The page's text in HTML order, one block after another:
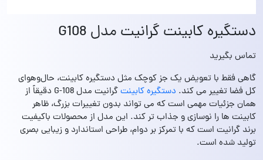
دستگیره کابینت گرانیت مدل G108
تماس بگیرید
گاهی فقط با تعویض یک جز کوچک مثل دستگیره کابینت، حال‌وهوای
کل فضا تغییر می‌ کند. دستگیره کابینت
گرانیت مدل G-108 دقیقاً از
همان جزئیات مهمی است که می‌ تواند بدون تغییرات بزرگ، ظاهر
کابینت‌ ها را نوسازی و جذاب‌ تر کند. این مدل از محصولات باکیفیت
برند گرانیت است که با تمرکز بر دوام، طراحی استاندارد و زیبایی بصری
تولید شده است.